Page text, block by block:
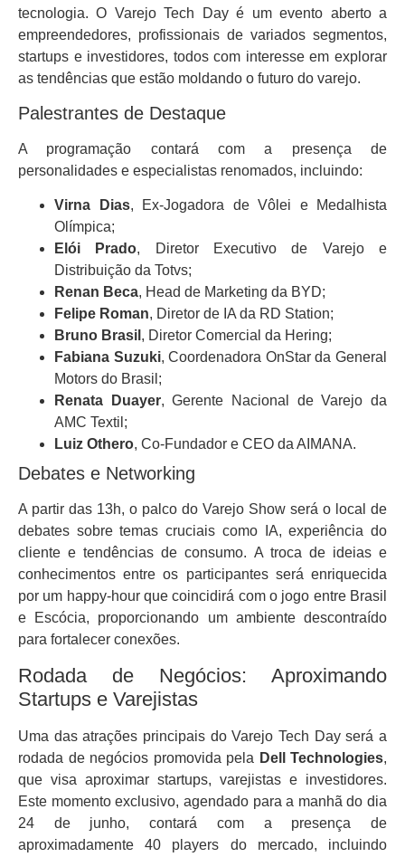
tecnologia. O Varejo Tech Day é um evento aberto a
empreendedores, profissionais de variados segmentos,
startups e investidores, todos com interesse em explorar
as tendências que estão moldando o futuro do varejo.
Palestrantes de Destaque
A programação contará com a presença de
personalidades e especialistas renomados, incluindo:
Virna Dias, Ex-Jogadora de Vôlei e Medalhista
Olímpica;
Elói Prado, Diretor Executivo de Varejo e
Distribuição da Totvs;
Renan Beca, Head de Marketing da BYD;
Felipe Roman, Diretor de IA da RD Station;
Bruno Brasil , Diretor Comercial da Hering;
Fabiana Suzuki, Coordenadora OnStar da General
Motors do Brasil;
Renata Duayer, Gerente Nacional de Varejo da
AMC Textil;
Luiz Othero, Co-Fundador e CEO da AIMANA.
Debates e Networking
A partir das 13h, o palco do Varejo Show será o local de
debates sobre temas cruciais como IA, experiência do
cliente e tendências de consumo. A troca de ideias e
conhecimentos entre os participantes será enriquecida
por um happy-hour que coincidirá com o jogo entre Brasil
e Escócia, proporcionando um ambiente descontraído
para fortalecer conexões.
Rodada de Negócios: Aproximando
Startups e Varejistas
Uma das atrações principais do Varejo Tech Day será a
rodada de negócios promovida pela Dell Technologies,
que visa aproximar startups, varejistas e investidores.
Este momento exclusivo, agendado para a manhã do dia
24 de junho, contará com a presença de
aproximadamente 40 players do mercado, incluindo